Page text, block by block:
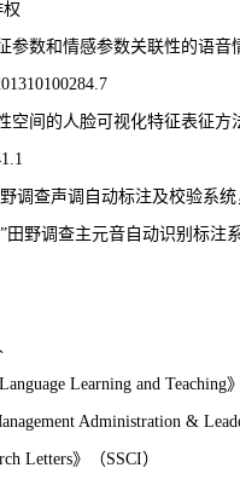
参数和情感参数关联性的语音
空间的人脸可视化特征表征方
调查声调自动标注及校验系
田野调查主元音自动识别标注
Learning and Teaching》
Administration &
Letters》 （SSCI）